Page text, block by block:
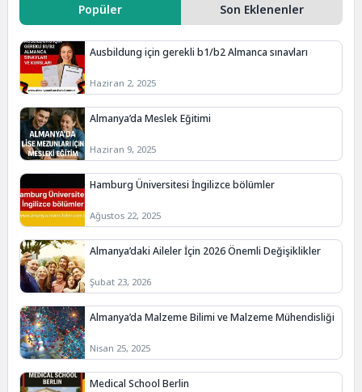
Popüler Son Eklenenler
Ausbildung için gerekli b1/b2 Almanca sınavları
Haziran 2, 2025
Almanya’da Meslek Eğitimi
Haziran 9, 2025
Hamburg Üniversitesi İngilizce bölümler
Ağustos 22, 2025
Almanya’daki Aileler İçin 2026 Önemli Değişiklikler
Şubat 23, 2026
Almanya’da Malzeme Bilimi ve Malzeme Mühendisliği
Nisan 25, 2025
Medical School Berlin